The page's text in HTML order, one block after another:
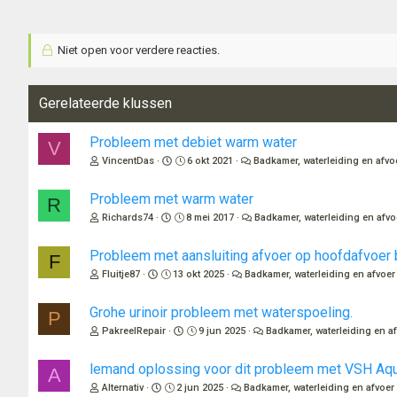
Niet open voor verdere reacties.
Gerelateerde klussen
V Probleem met debiet warm water
VincentDas 6 okt 2021 Badkamer, waterleiding en
R Probleem met warm water
Richards74 8 mei 2017 Badkamer, waterleiding en
F Probleem met aansluiting afvoer op hoofdafvoer
Fluitje87 13 okt 2025 Badkamer, waterleiding en afvoer
P Grohe urinoir probleem met waterspoeling.
PakreelRepair 9 jun 2025 Badkamer, waterleiding en
A lemand oplossing voor dit probleem met VSH
Alternativ 2 jun 2025 Badkamer, waterleiding en afvoer